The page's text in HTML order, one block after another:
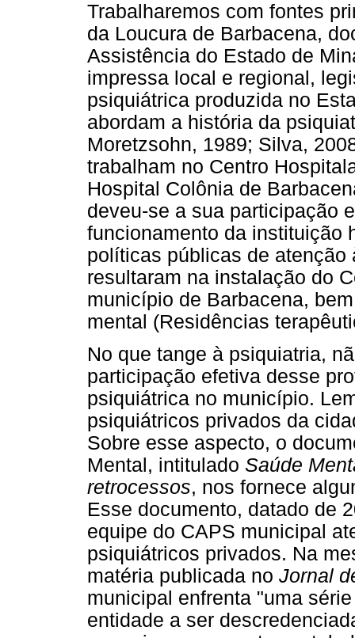
Trabalharemos com fontes
da Loucura de Barbacena,
Assistência do Estado de
impressa local e regional,
psiquiátrica produzida no
abordam a história da
Moretzsohn, 1989; Silva,
trabalham no Centro
Hospital Colônia de
deveu-se a sua participação
funcionamento da instituição
políticas públicas de
resultaram na instalação do
município de Barbacena,
mental (Residências
No que tange à psiquiatria,
participação efetiva desse
psiquiátrica no município.
psiquiátricos privados da
Sobre esse aspecto, o
Mental, intitulado Saúde
retrocessos, nos fornece
Esse documento, datado de
equipe do CAPS municipal
psiquiátricos privados. Na
matéria publicada no Jornal
municipal enfrenta "uma
entidade a ser